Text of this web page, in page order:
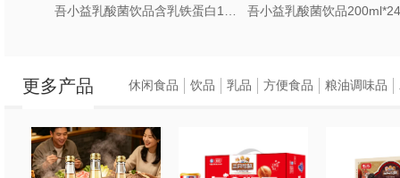
更多产品 休闲食品 饮品 乳品 方便食品 粮油调味品